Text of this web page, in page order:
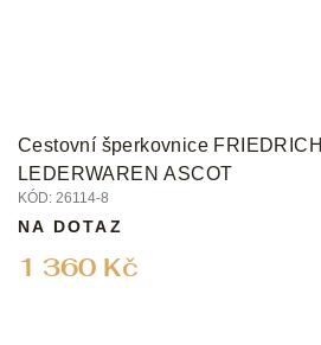
Cestovní šperkovnice FRIEDRICH
LEDERWAREN ASCOT
KÓD: 26114-8
1 360 Kč
NA DOTAZ